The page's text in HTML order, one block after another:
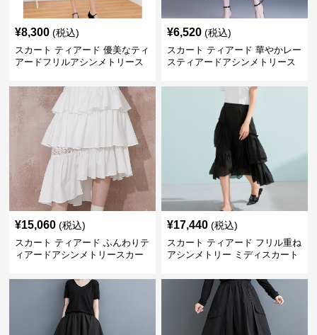
¥8,300 (税込)
スカート ティアード 優美なティ
アードフリルアシンメトリース
¥6,520 (税込)
スカート ティアード 華やかレー
スティアードアシンメトリース
¥15,060 (税込)
スカート ティアード ふんわりテ
ィアードアシンメトリースカー
¥17,440 (税込)
スカート ティアード フリル重ね
アシンメトリー ミディスカート